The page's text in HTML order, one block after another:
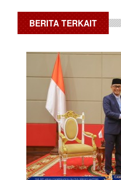
BERITA TERKAIT